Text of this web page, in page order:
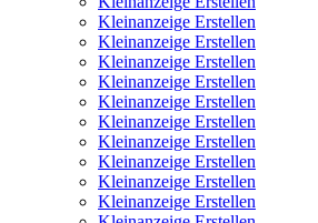
Kleinanzeige Erstellen
Kleinanzeige Erstellen
Kleinanzeige Erstellen
Kleinanzeige Erstellen
Kleinanzeige Erstellen
Kleinanzeige Erstellen
Kleinanzeige Erstellen
Kleinanzeige Erstellen
Kleinanzeige Erstellen
Kleinanzeige Erstellen